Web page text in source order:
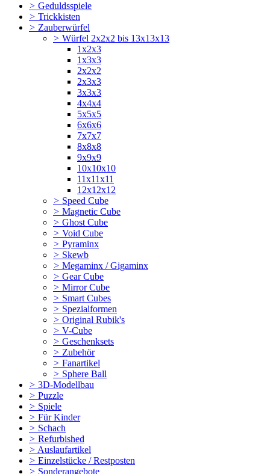
> Geduldsspiele
> Trickkisten
> Zauberwürfel
> Würfel 2x2x2 bis 13x13x13
1x2x3
1x3x3
2x2x2
2x3x3
3x3x3
4x4x4
5x5x5
6x6x6
7x7x7
8x8x8
9x9x9
10x10x10
11x11x11
12x12x12
> Speed Cube
> Magnetic Cube
> Ghost Cube
> Void Cube
> Pyraminx
> Skewb
> Megaminx / Gigaminx
> Gear Cube
> Mirror Cube
> Smart Cubes
> Spezialformen
> Original Rubik's
> V-Cube
> Geschenksets
> Zubehör
> Fanartikel
> Sphere Ball
> 3D-Modellbau
> Puzzle
> Spiele
> Für Kinder
> Schach
> Refurbished
> Auslaufartikel
> Einzelstücke / Restposten
> Sonderangebote